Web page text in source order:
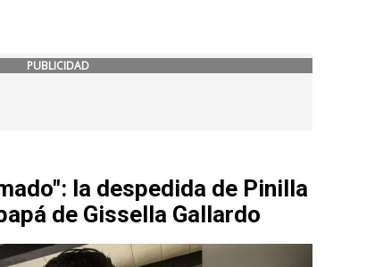
PUBLICIDAD
la despedida de Pinilla
de Gissella Gallardo